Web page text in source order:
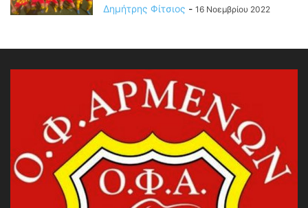
Δημήτρης Φίτσιος - 16 Νοεμβρίου 2022